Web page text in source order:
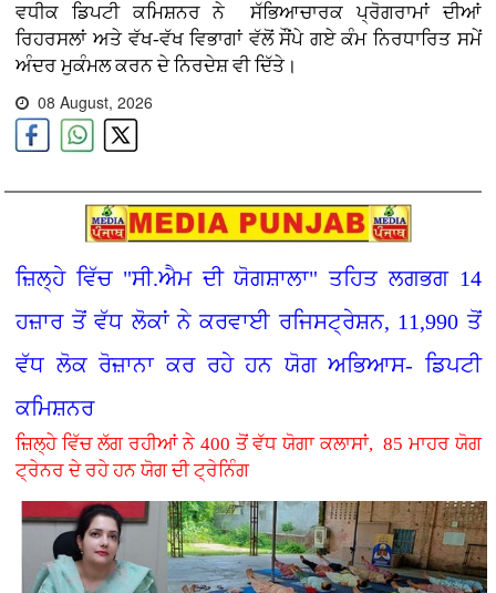
ਵਧੀਕ ਡਿਪਟੀ ਕਮਿਸ਼ਨਰ ਨੇ ਸੱਭਿਆਚਾਰਕ ਪ੍ਰੋਗਰਾਮਾਂ ਦੀਆਂ
ਰਿਹਰਸਲਾਂ ਅਤੇ ਵੱਖ-ਵੱਖ ਵਿਭਾਗਾਂ ਵੱਲੋਂ ਸੌਂਪੇ ਗਏ ਕੰਮ ਨਿਰਧਾਰਿਤ ਸਮੇਂ
ਅੰਦਰ ਮੁਕੰਮਲ ਕਰਨ ਦੇ ਨਿਰਦੇਸ਼ ਵੀ ਦਿੱਤੇ।
08 August, 2026
ਜ਼ਿਲ੍ਹੇ ਵਿੱਚ "ਸੀ.ਐਮ ਦੀ ਯੋਗਸ਼ਾਲਾ" ਤਹਿਤ ਲਗਭਗ 14
ਹਜ਼ਾਰ ਤੋਂ ਵੱਧ ਲੋਕਾਂ ਨੇ ਕਰਵਾਈ ਰਜਿਸਟ੍ਰੇਸ਼ਨ, 11,990 ਤੋਂ
ਵੱਧ ਲੋਕ ਰੋਜ਼ਾਨਾ ਕਰ ਰਹੇ ਹਨ ਯੋਗ ਅਭਿਆਸ- ਡਿਪਟੀ
ਕਮਿਸ਼ਨਰ
ਜ਼ਿਲ੍ਹੇ ਵਿੱਚ ਲੱਗ ਰਹੀਆਂ ਨੇ 400 ਤੋਂ ਵੱਧ ਯੋਗਾ ਕਲਾਸਾਂ, 85 ਮਾਹਰ ਯੋਗ
ਟ੍ਰੇਨਰ ਦੇ ਰਹੇ ਹਨ ਯੋਗ ਦੀ ਟ੍ਰੇਨਿੰਗ